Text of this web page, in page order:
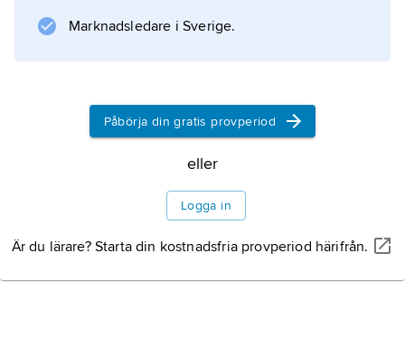
material, några av snäckskal eller tvärställda
växtdelar.
Information om artikeln
Marknadsledare i Sverige.
Påbörja din gratis provperiod
eller
Logga in
Är du lärare? Starta din kostnadsfria provperiod härifrån.